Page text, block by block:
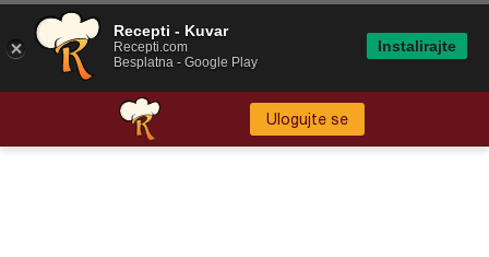
Ulogujte se
Recepti - Kuvar
Recepti.com
Besplatna - Google Play
Instalirajte